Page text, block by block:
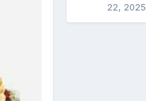
22, 2025